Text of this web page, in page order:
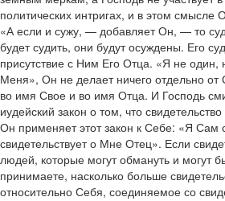
политических интригах, и в этом смысле
«А если и сужу, — добавляет Он, — то
будет судить, они будут осуждены. Его
присутствие с Ним Его Отца. «Я не
Меня», Он не делает ничего отдельно от
во имя Свое и во имя Отца. И Господь
иудейский закон о том, что
Он применяет этот закон к Себе: «Я Сам
свидетельствует о Мне Отец». Если
людей, которые могут обмануть и могут
принимаете, насколько больше
относительно Себя, соединяемое со